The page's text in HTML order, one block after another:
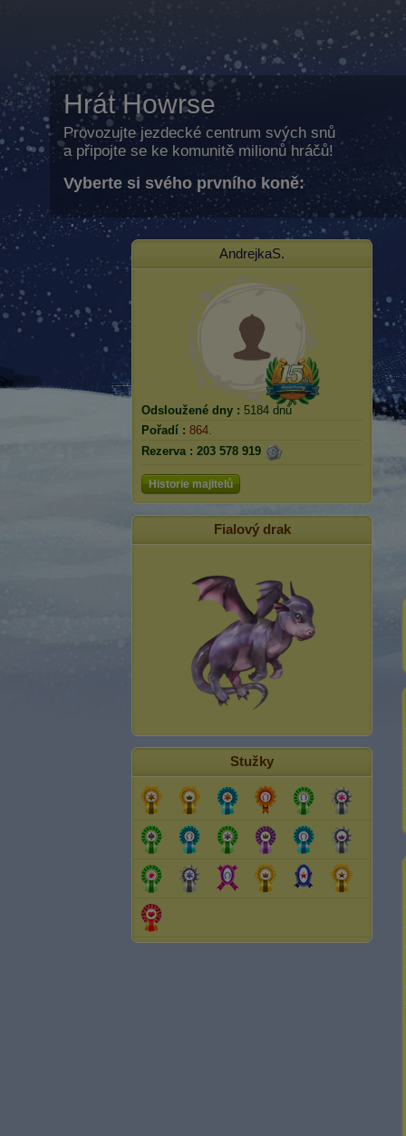
Hrát Howrse
Provozujte jezdecké centrum svých snů
a připojte se ke komunitě milionů hráčů!
Vyberte si svého prvního koně:
AndrejkaS.
Odsloužené dny : 5184 dnů
Pořadí : 864.
Rezerva : 203 578 919
Historie majitelů
Fialový drak
Stužky